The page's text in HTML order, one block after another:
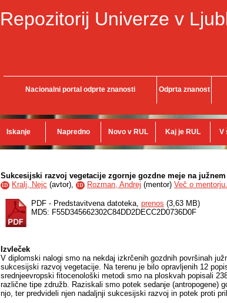
Repozitorij Univerze v
Nacionalni portal odprte znanosti Odprta znanost
Iskanje Napredno Novo v RUL Kaj je RUL V
Sukcesijski razvoj vegetacije zgornje gozdne meje na
ID Kralj, Nejc (avtor), ID Rozman, Andrej (mentor) Več o
PDF - Predstavitvena datoteka, prenos (3,63 MB)
MD5: F55D345662302C84DD2DECC2D0736D0F
Izvleček
V diplomski nalogi smo na nekdaj izkrčenih gozdnih površinah
sukcesijski razvoj vegetacije. Na terenu je bilo opravljenih 12
srednjeevropski fitocenološki metodi smo na ploskvah popisali
različne tipe združb. Raziskali smo potek sedanje (antropogene)
njo, ter predvideli njen nadaljnji sukcesijski razvoj in potek proti